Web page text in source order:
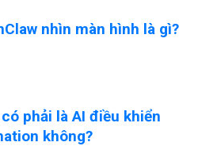
nhìn màn hình là gì?
phải là AI điều khiển
không?